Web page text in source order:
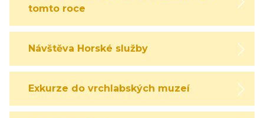
tomto roce
Návštěva Horské služby
Exkurze do vrchlabských muzeí